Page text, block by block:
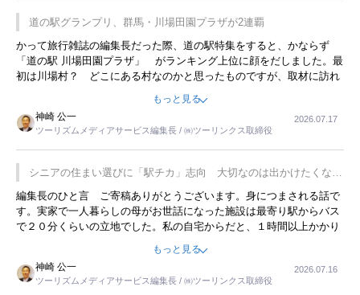
道の駅グランプリ、群馬・川場田園プラザが2連覇
かって旅行雑誌の編集長だった際、道の駅特集をすると、かならず
「道の駅 川場田園プラザ」 がランキング上位に顔をだしました。最
初は川場村？ どこにある村なのかと思ったものですが、取材に訪れ
永井 彰一社長にインタビューしたら、興味深い話が次々が飛び出しま
した。プレゼンも巧みで、今でも思い出すことが２つあります。一つ
は、従業員に東京ディズニーランドを見学させ、サービス業、接客業
の何かを理解してもらっていることです。 もう一つは1800円もする
プレミアムヨーグルトを販売するにあたり、社内に懸念もあったそう
です。永井社長は、駐車場に都内ナンバーの高級外車が停まっている
ことに目をつけ、高級商品でも売れると確信したそうです。今回の記
事を懐かしく読みました。
もっと見る
神崎 公一
ツーリズムメディアサービス編集長 / ㈱ツーリンクス取締役
2026.07.17
シニアの住まい選びに「駅チカ」志向 大切なのは出かけたくなる
暮らし
編集長のひと言 ご寄稿ありがとうございます。身につまされる話で
す。実家で一人暮らしの母がお世話になった施設は最寄り駅からバス
で２０分くらいの立地でした。私の自宅からだと、１時間以上かかり
ました。母の住まいから近いという理由で、その施設を選択したので
すが、私と妹にとっては、半日仕事ででした。シニアの住まい選び
は、当人だけではなく、世話をする家族の足の便も考えない外池ない
と思いました。
もっと見る
神崎 公一
ツーリズムメディアサービス編集長 / ㈱ツーリンクス取締役
2026.07.16